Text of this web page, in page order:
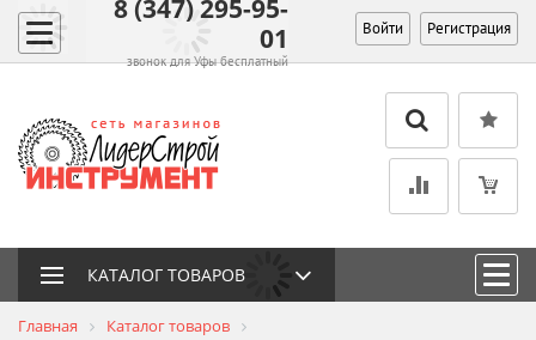
8 (347) 295-95-
01
звонок для Уфы бесплатный
Войти Регистрация
КАТАЛОГ ТОВАРОВ
Главная
Каталог товаров